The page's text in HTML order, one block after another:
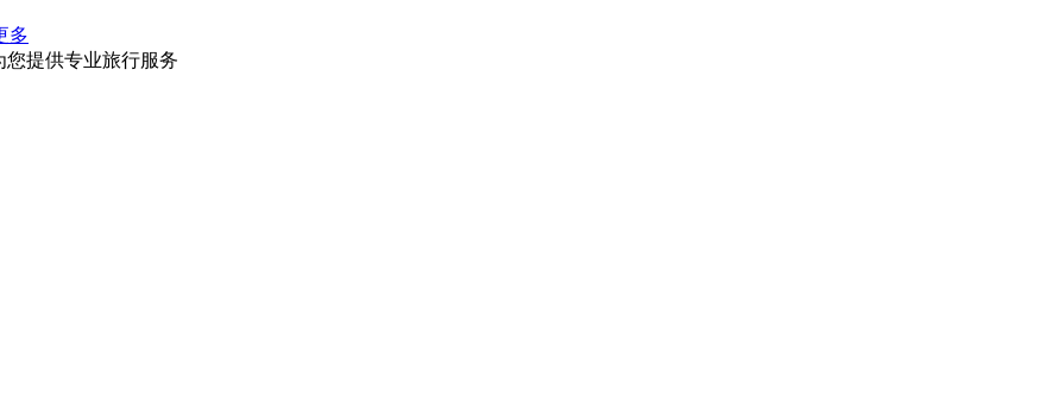
多
您提供专业旅行服务